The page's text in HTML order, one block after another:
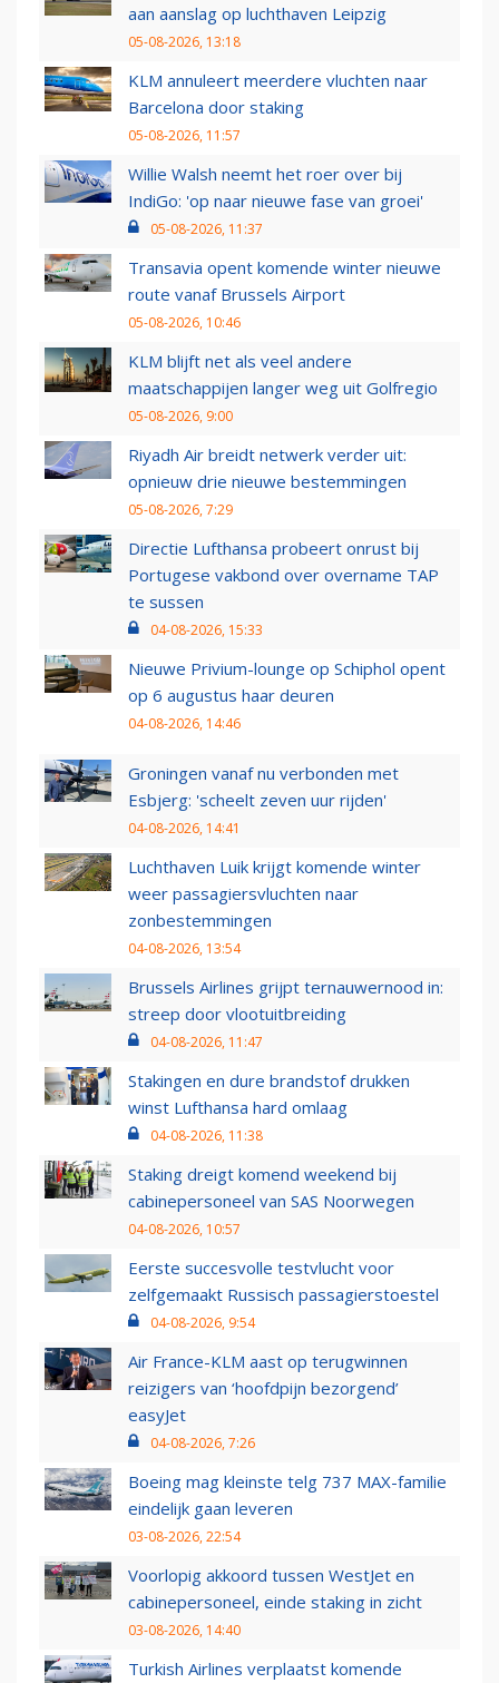
aan aanslag op luchthaven Leipzig
05-08-2026, 13:18
KLM annuleert meerdere vluchten naar
Barcelona door staking
05-08-2026, 11:57
Willie Walsh neemt het roer over bij
IndiGo: 'op naar nieuwe fase van groei'
05-08-2026, 11:37
Transavia opent komende winter nieuwe
route vanaf Brussels Airport
05-08-2026, 10:46
KLM blijft net als veel andere
maatschappijen langer weg uit Golfregio
05-08-2026, 9:00
Riyadh Air breidt netwerk verder uit:
opnieuw drie nieuwe bestemmingen
05-08-2026, 7:29
Directie Lufthansa probeert onrust bij
Portugese vakbond over overname TAP
te sussen
04-08-2026, 15:33
Nieuwe Privium-lounge op Schiphol opent
op 6 augustus haar deuren
04-08-2026, 14:46
Groningen vanaf nu verbonden met
Esbjerg: 'scheelt zeven uur rijden'
04-08-2026, 14:41
Luchthaven Luik krijgt komende winter
weer passagiersvluchten naar
zonbestemmingen
04-08-2026, 13:54
Brussels Airlines grijpt ternauwernood in:
streep door vlootuitbreiding
04-08-2026, 11:47
Stakingen en dure brandstof drukken
winst Lufthansa hard omlaag
04-08-2026, 11:38
Staking dreigt komend weekend bij
cabinepersoneel van SAS Noorwegen
04-08-2026, 10:57
Eerste succesvolle testvlucht voor
zelfgemaakt Russisch passagierstoestel
04-08-2026, 9:54
Air France-KLM aast op terugwinnen
reizigers van ‘hoofdpijn bezorgend’
easyJet
04-08-2026, 7:26
Boeing mag kleinste telg 737 MAX-familie
eindelijk gaan leveren
03-08-2026, 22:54
Voorlopig akkoord tussen WestJet en
cabinepersoneel, einde staking in zicht
03-08-2026, 14:40
Turkish Airlines verplaatst komende